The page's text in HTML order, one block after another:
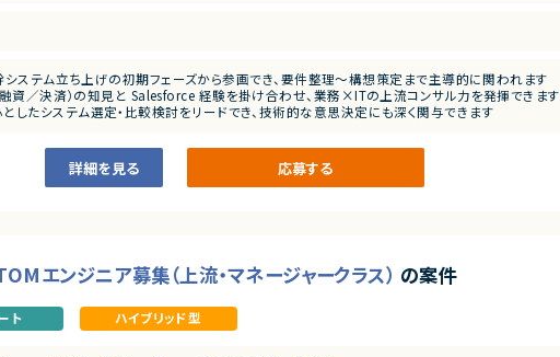
ステム立ち上げの初期フェーズから参画でき、要件整理〜構想策定まで主導的に関われます
資／決済）の知見と Salesforce 経験を掛け合わせ、業務×ITの上流コンサル力を発揮できます
たシステム選定・比較検討をリードでき、技術的な意思決定にも深く関与できます
詳細を見る 応募する
エンジニア募集（上流・マネージャークラス） の案件
ト ハイブリッド型